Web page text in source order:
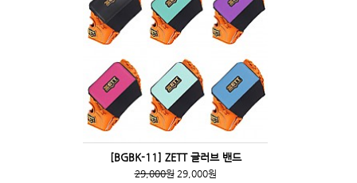
[BGBK-11] ZETT 글러브 밴드
29,000원29,000원